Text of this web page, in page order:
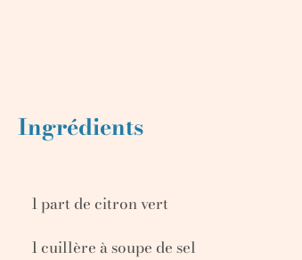
Ingrédients
1 part de citron vert
1 cuillère à soupe de sel